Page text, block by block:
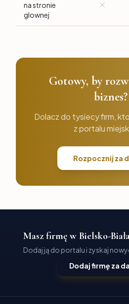
na stronie
glownej
Gotowy, by
biznes?
Dolacz do tysiecy firm,
z portalu
Rozpocznij za
Masz firmę w Bielsko-
Dodaj ją do portalu i zyskaj
Dodaj firmę za